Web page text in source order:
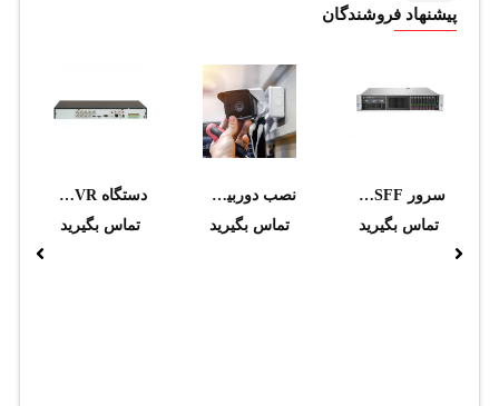
پیشنهاد فروشندگان
سرور HP PROLIANT DL380 GEN9 8SFF استوک
تماس بگیرید
نصب دوربين مداربسته AHD (تا ارتفاع 3 متر)
تماس بگیرید
دستگاه DVR هایک ویژن مدل iDS-7208HTHI-M2/S
تماس بگیرید